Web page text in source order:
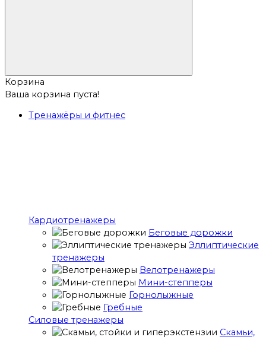
Корзина
Ваша корзина пуста!
Тренажёры и фитнес
Кардиотренажеры
Беговые дорожки
Эллиптические
тренажеры
Велотренажеры
Мини-степперы
Горнолыжные
Гребные
Cиловые тренажеры
Скамьи,